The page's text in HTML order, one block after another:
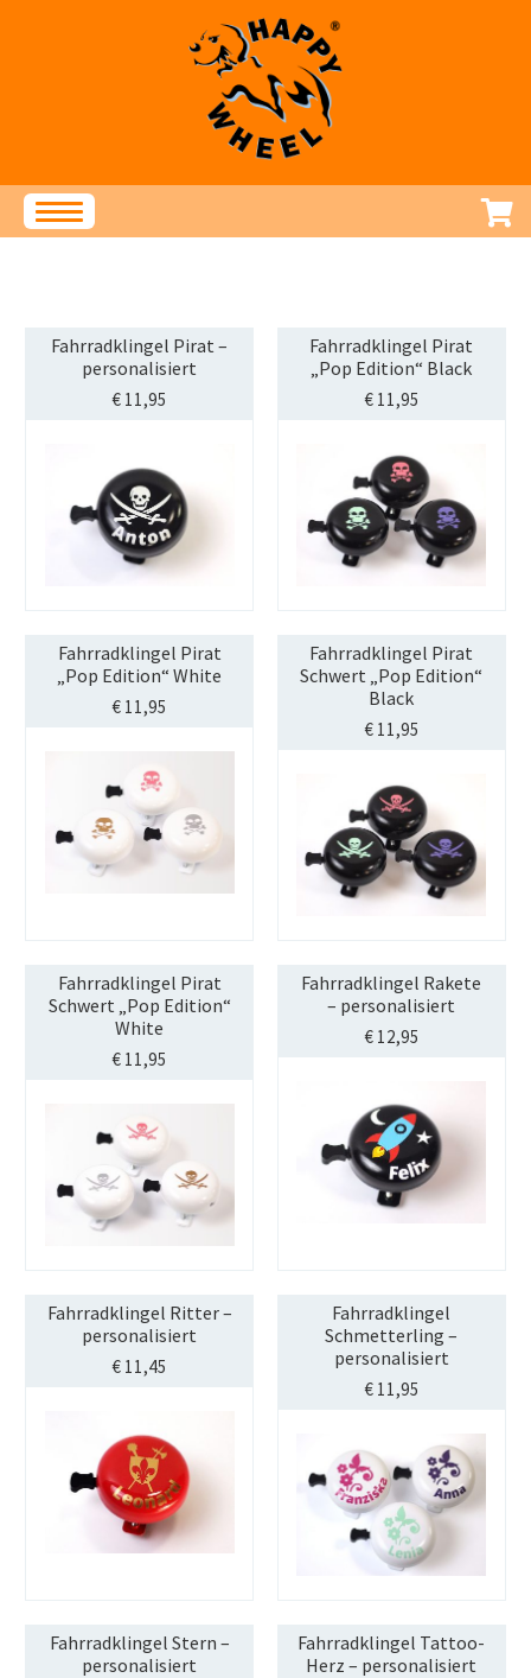
Speichenschmuck
Accessoires
Fragen und Antworten
Montageanleitungen
STREET-TAG® Ersatz-Folien
Wer ist SPOOKY?
Philosophie
Mein Konto
Fahrradklingel Pirat –
personalisiert
€ 11,95
Fahrradklingel Pirat
„Pop Edition“ Black
€11,95
Fahrradklingel Pirat
„Pop Edition“ White
€ 11,95
Fahrradklingel Pirat
Schwert „Pop Edition“
Black
€11,95
Fahrradklingel Pirat
Schwert „Pop Edition“
White
€ 11,95
Fahrradklingel Rakete
– personalisiert
€12,95
Fahrradklingel Ritter –
personalisiert
€ 11,45
Fahrradklingel
Schmetterling –
personalisiert
€11,95
Fahrradklingel Stern –
personalisiert
Fahrradklingel Tattoo-
Herz – personalisiert